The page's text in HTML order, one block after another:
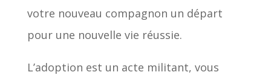
votre nouveau compagnon un départ
pour une nouvelle vie réussie.
L’adoption est un acte militant, vous